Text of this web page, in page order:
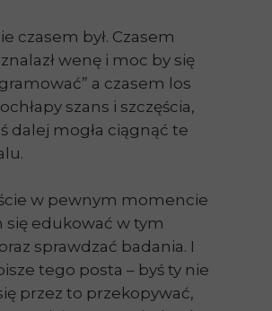
czasem był. Czasem
wenę i moc by się
a czasem los
szans i szczęścia,
dalej mogła ciągnąć te
w pewnym momencie
się edukować w tym
sprawdzać badania. I
tego posta – byś ty nie
przez to przekopywać,